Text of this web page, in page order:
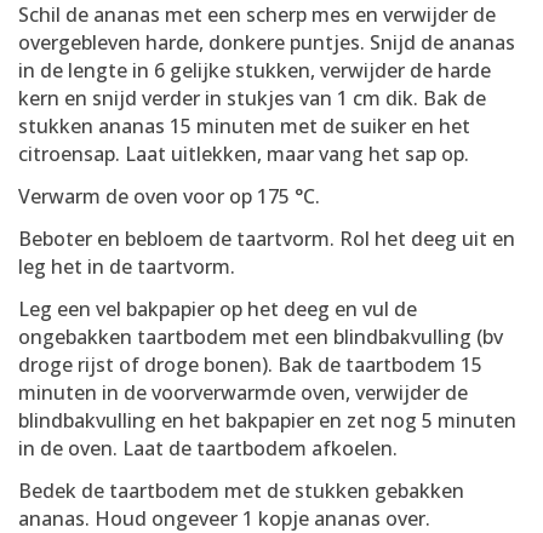
Schil de ananas met een scherp mes en verwijder de
overgebleven harde, donkere puntjes. Snijd de ananas
in de lengte in 6 gelijke stukken, verwijder de harde
kern en snijd verder in stukjes van 1 cm dik. Bak de
stukken ananas 15 minuten met de suiker en het
citroensap. Laat uitlekken, maar vang het sap op.
Verwarm de oven voor op 175 °C.
Beboter en bebloem de taartvorm. Rol het deeg uit en
leg het in de taartvorm.
Leg een vel bakpapier op het deeg en vul de
ongebakken taartbodem met een blindbakvulling (bv
droge rijst of droge bonen). Bak de taartbodem 15
minuten in de voorverwarmde oven, verwijder de
blindbakvulling en het bakpapier en zet nog 5 minuten
in de oven. Laat de taartbodem afkoelen.
Bedek de taartbodem met de stukken gebakken
ananas. Houd ongeveer 1 kopje ananas over.